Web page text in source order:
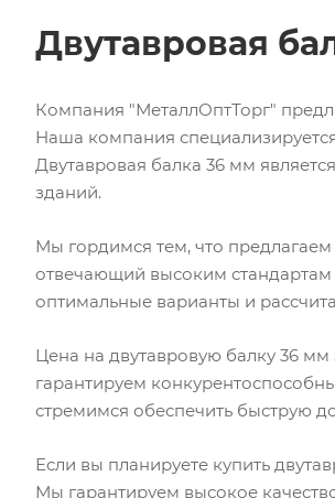
Двутавровая
Компания "МеталлОптТорг"
Наша компания
Двутавровая балка 36 мм
зданий.
Мы гордимся тем, что
отвечающий высоким
оптимальные варианты и
Цена на двутавровую балку 36
гарантируем
стремимся обеспечить быструю
Если вы планируете купить
Мы гарантируем высокое